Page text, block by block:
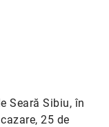
Seară Sibiu, în
cazare, 25 de